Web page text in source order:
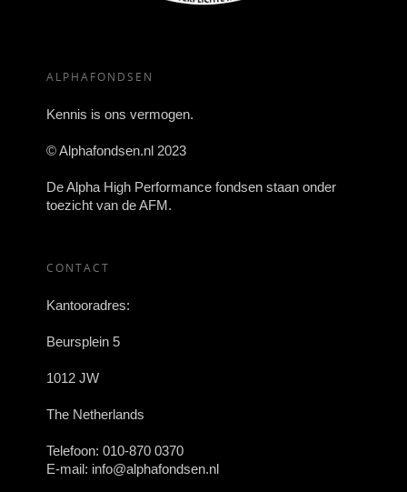
ALPHAFONDSEN
Kennis is ons vermogen.
© Alphafondsen.nl 2023
De Alpha High Performance fondsen staan onder
toezicht van de AFM.
CONTACT
Kantooradres:
Beursplein 5
1012 JW
The Netherlands
Telefoon: 010-870 0370
E-mail: info@alphafondsen.nl